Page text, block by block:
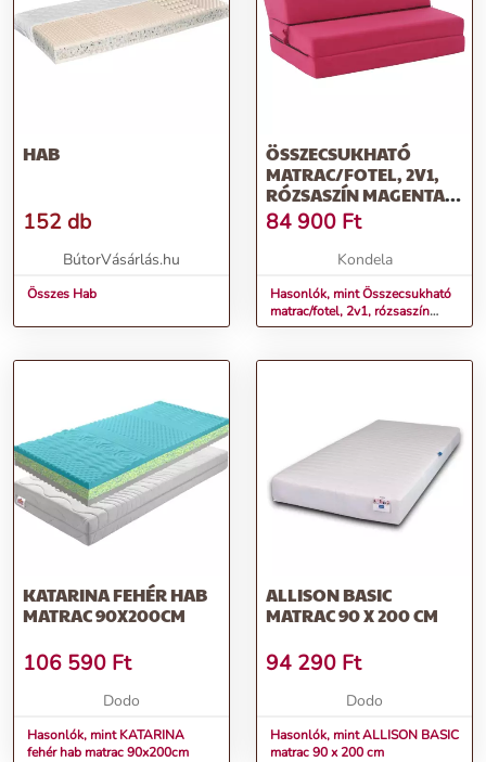
HAB
152 db
BútorVásárlás.hu
Összes Hab
ÖSSZECSUKHATÓ
MATRAC/FOTEL, 2V1,
RÓZSASZÍN MAGENTA,
VEDIS
84 900 Ft
Kondela
Hasonlók, mint Összecsukható
matrac/fotel, 2v1, rózsaszín
magenta, VEDIS
KATARINA FEHÉR HAB
MATRAC 90X200CM
106 590 Ft
Dodo
Hasonlók, mint KATARINA
fehér hab matrac 90x200cm
ALLISON BASIC
MATRAC 90 X 200 CM
94 290 Ft
Dodo
Hasonlók, mint ALLISON BASIC
matrac 90 x 200 cm